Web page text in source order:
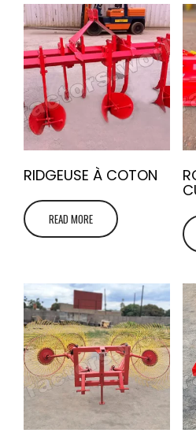
RIDGEUSE À COTON
READ MORE